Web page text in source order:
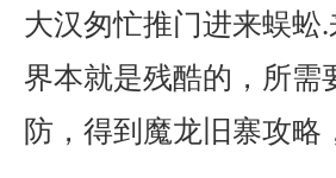
大汉匆忙推门进来蜈
界本就是残酷的，所需
防，得到魔龙旧寨攻